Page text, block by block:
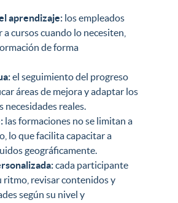
aprendizaje: los empleados
a cursos cuando lo necesiten,
de forma
el seguimiento del progreso
áreas de mejora y adaptar los
necesidades reales.
las formaciones no se limitan a
lo que facilita capacitar a
geográficamente.
cada participante
ritmo, revisar contenidos y
según su nivel y